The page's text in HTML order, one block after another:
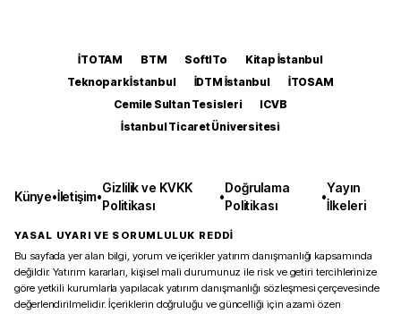
İTOTAM BTM SoftITo
Kitap İstanbul
Teknopark İstanbul
İDTM İstanbul
İTOSAM
Cemile Sultan Tesisleri
ICVB
İstanbul Ticaret Üniversitesi
Künye•İletişim•
Gizlilik ve KVKK
Politikası
•
Doğrulama
Politikası
•
Yayın
İlkeleri
YASAL UYARI VE SORUMLULUK REDDİ
Bu sayfada yer alan bilgi, yorum ve içerikler yatırım danışmanlığı kapsamında
değildir. Yatırım kararları, kişisel mali durumunuz ile risk ve getiri tercihlerinize
göre yetkili kurumlarla yapılacak yatırım danışmanlığı sözleşmesi çerçevesinde
değerlendirilmelidir. İçeriklerin doğruluğu ve güncelliği için azami özen